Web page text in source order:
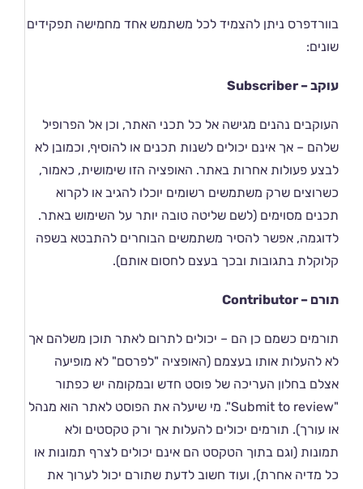
בוורדפרס ניתן להצמיד לכל משתמש אחד מחמישה תפקידים
שונים:
עוקב – Subscriber
העוקבים נהנים מגישה אל כל תכני האתר, וכן אל הפרופיל
שלהם – אך אינם יכולים לשנות תכנים או להוסיף, וכמובן לא
לבצע פעולות אחרות באתר. האופציה הזו שימושית, כאמור,
כשרוצים שרק משתמשים רשומים יוכלו להגיב או לקרוא
תכנים מסוימים (לשם שליטה טובה יותר על השימוש באתר.
לדוגמה, אפשר להסיר משתמשים הבוחרים להתבטא בשפה
קלוקלת בתגובות ובכך בעצם לחסום אותם).
תורם – Contributor
תורמים כשמם כן הם – יכולים לתרום לאתר תוכן משלהם אך
לא להעלות אותו בעצמם (האופציה "לפרסם" לא מופיעה
אצלם בחלון העריכה של פוסט חדש ובמקומה יש כפתור
"Submit to review". מי שיעלה את הפוסט לאתר הוא מנהל
או עורך). תורמים יכולים להעלות אך ורק טקסטים ולא
תמונות (וגם בתוך הטקסט הם אינם יכולים לצרף תמונות או
כל מדיה אחרת), ועוד חשוב לדעת שתורם יכול לערוך את